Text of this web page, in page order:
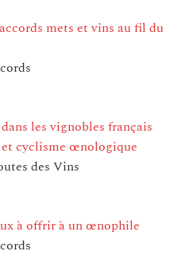
mets et vins au fil du
les vignobles français
et cyclisme œnologique
des Vins
à offrir à un œnophile